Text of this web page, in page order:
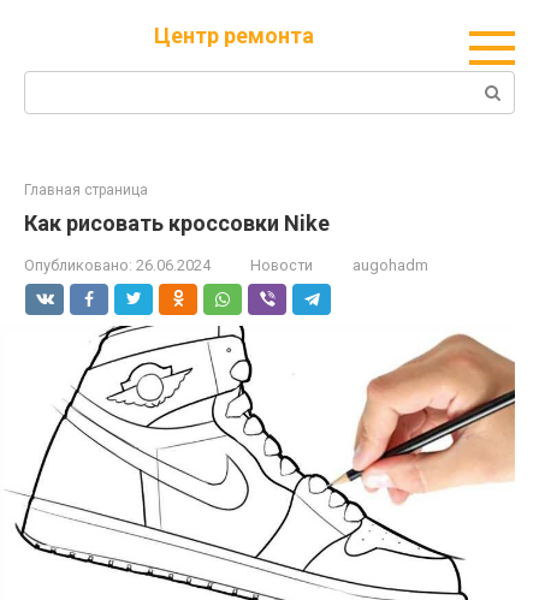
Центр ремонта
Поиск:
Главная страница
Как рисовать кроссовки Nike
Опубликовано: 26.06.2024 Новости augohadm